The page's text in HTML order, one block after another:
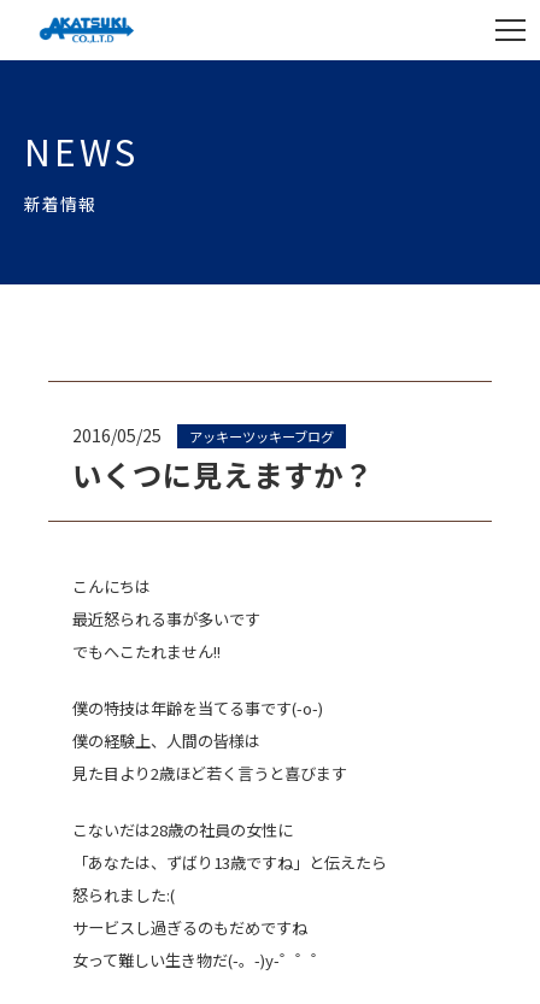
NEWS
新着情報
2016/05/25 アッキーツッキーブログ
いくつに見えますか？
こんにちは
最近怒られる事が多いです
でもへこたれません!!
僕の特技は年齢を当てる事です(-o-)
僕の経験上、人間の皆様は
見た目より2歳ほど若く言うと喜びます
こないだは28歳の社員の女性に
「あなたは、ずばり13歳ですね」と伝えたら
怒られました:(
サービスし過ぎるのもだめですね
女って難しい生き物だ(-。-)y-゜゜゜